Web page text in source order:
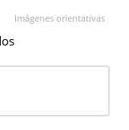
Imágenes orientativas